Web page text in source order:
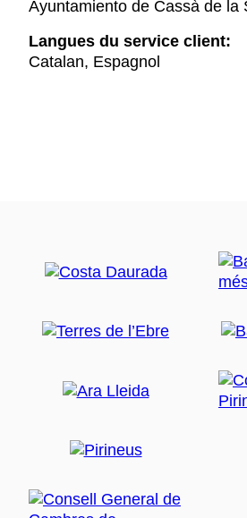
Ayuntamiento de Cassà de la
Langues du service client:
Catalan, Espagnol